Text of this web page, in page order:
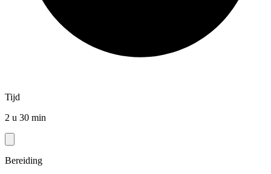
Tijd
2 u 30 min
Bereiding